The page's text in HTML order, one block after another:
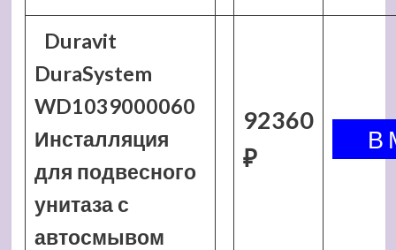
Duravit
DuraSystem
WD1039000060
Инсталляция
для подвесного
унитаза с
автосмывом
92360
₽